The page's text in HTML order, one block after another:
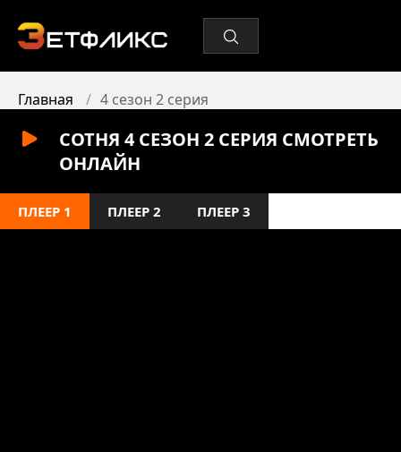
Главная 4 сезон 2 серия
СОТНЯ 4 СЕЗОН 2 СЕРИЯ СМОТРЕТЬ
ОНЛАЙН
ПЛЕЕР 1 ПЛЕЕР 2 ПЛЕЕР 3